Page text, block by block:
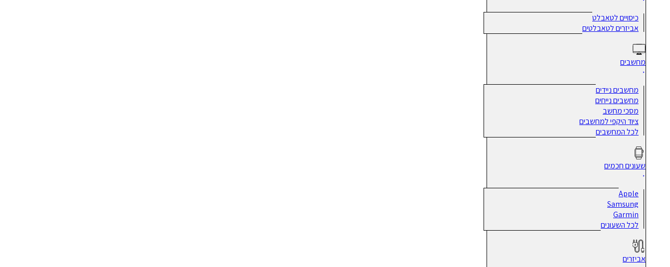
כיסויים לטאבלט
אביזרים לטאבלטים
מחשבים
מחשבים ניידים
מחשבים נייחים
מסכי מחשב
ציוד היקפי למחשבים
לכל המחשבים
שעונים חכמים
Apple
Samsung
Garmin
לכל השעונים
אביזרים